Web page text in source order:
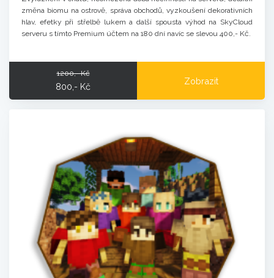
změna biomu na ostrově, správa obchodů, vyzkoušení dekorativních
hlav, efetky při střelbě lukem a další spousta výhod na SkyCloud
serveru s tímto Premium účtem na 180 dní navíc se slevou 400,- Kč.
1200,- Kč
800,- Kč
Zobrazit